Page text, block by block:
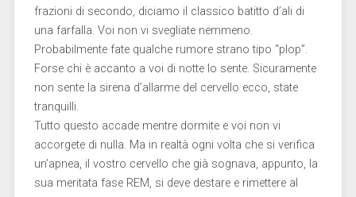
frazioni di secondo, diciamo il classico batitto d’ali di
una farfalla. Voi non vi svegliate nemmeno.
Probabilmente fate qualche rumore strano tipo “plop”.
Forse chi è accanto a voi di notte lo sente. Sicuramente
non sente la sirena d’allarme del cervello ecco, state
tranquilli.
Tutto questo accade mentre dormite e voi non vi
accorgete di nulla. Ma in realtà ogni volta che si verifica
un’apnea, il vostro cervello che già sognava, appunto, la
sua meritata fase REM, si deve destare e rimettere al